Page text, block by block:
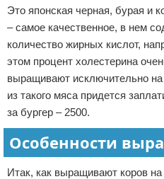
Это японская черная, бурая и
– самое качественное, в нем
количество жирных кислот,
этом процент холестерина
выращивают исключительно
из такого мяса придется
за бургер – 2500.
Особенности
Итак, как выращивают коров